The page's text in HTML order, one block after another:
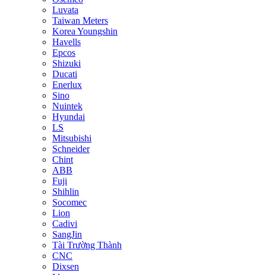
Luvata
Taiwan Meters
Korea Youngshin
Havells
Epcos
Shizuki
Ducati
Enerlux
Sino
Nuintek
Hyundai
LS
Mitsubishi
Schneider
Chint
ABB
Fuji
Shihlin
Socomec
Lion
Cadivi
SangJin
Tài Trường Thành
CNC
Dixsen